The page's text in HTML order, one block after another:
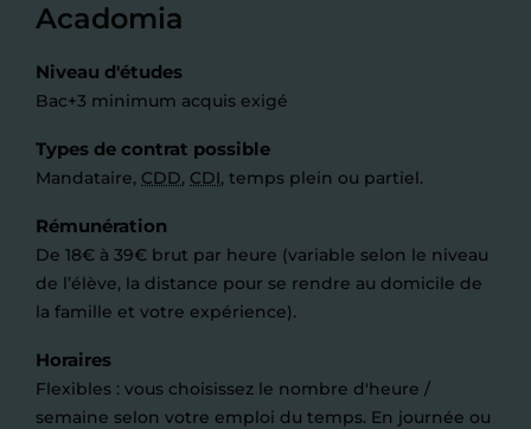
Acadomia
Niveau d'études
Bac+3 minimum acquis exigé
Types de contrat possible
Mandataire, CDD, CDI, temps plein ou partiel.
Rémunération
De 18€ à 39€ brut par heure (variable selon le niveau
de l’élève, la distance pour se rendre au domicile de
la famille et votre expérience).
Horaires
Flexibles : vous choisissez le nombre d'heure /
semaine selon votre emploi du temps. En journée ou